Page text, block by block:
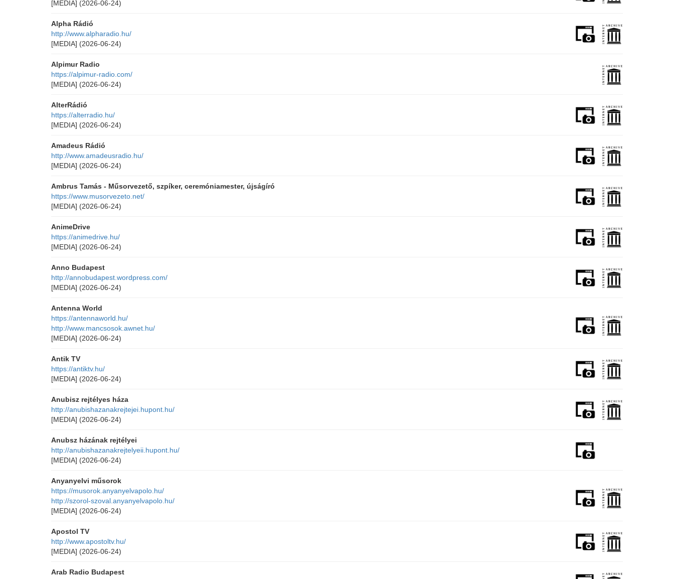
[MEDIA] (2026-06-24)
Alpha Rádió
http://www.alpharadio.hu/
[MEDIA] (2026-06-24)
Alpimur Radio
https://alpimur-radio.com/
[MEDIA] (2026-06-24)
AlterRádió
https://alterradio.hu/
[MEDIA] (2026-06-24)
Amadeus Rádió
http://www.amadeusradio.hu/
[MEDIA] (2026-06-24)
Ambrus Tamás - Műsorvezető, szpíker, ceremóniamester, újságíró
https://www.musorvezeto.net/
[MEDIA] (2026-06-24)
AnimeDrive
https://animedrive.hu/
[MEDIA] (2026-06-24)
Anno Budapest
http://annobudapest.wordpress.com/
[MEDIA] (2026-06-24)
Antenna World
https://antennaworld.hu/
http://www.mancsosok.awnet.hu/
[MEDIA] (2026-06-24)
Antik TV
https://antiktv.hu/
[MEDIA] (2026-06-24)
Anubisz rejtélyes háza
http://anubishazanakrejtejei.hupont.hu/
[MEDIA] (2026-06-24)
Anubsz házának rejtélyei
http://anubishazanakrejtelyeii.hupont.hu/
[MEDIA] (2026-06-24)
Anyanyelvi műsorok
https://musorok.anyanyelvapolo.hu/
http://szorol-szoval.anyanyelvapolo.hu/
[MEDIA] (2026-06-24)
Apostol TV
http://www.apostoltv.hu/
[MEDIA] (2026-06-24)
Arab Radio Budapest